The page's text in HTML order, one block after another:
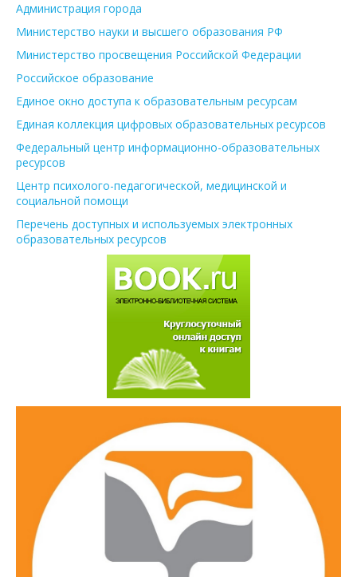
Администрация города
Министерство науки и высшего образования РФ
Министерство просвещения Российской Федерации
Российское образование
Единое окно доступа к образовательным ресурсам
Единая коллекция цифровых образовательных ресурсов
Федеральный центр информационно-образовательных
ресурсов
Центр психолого-педагогической, медицинской и
социальной помощи
Перечень доступных и используемых электронных
образовательных ресурсов